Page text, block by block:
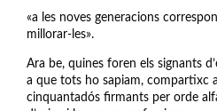
«a les noves generacions
millorar-les».
Ara be, quines foren els signants
a que tots ho sapiam, compartixc
cinquantadós firmants per orde